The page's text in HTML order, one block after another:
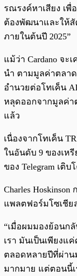
รณรงค์หาเสียง เ
ต้องพัฒนาและให้
ภายในต้นปี 2025”
แม้ว่า Cardano จะ
นำ ตามมูลค่าตลา
อำนวยต่อโทเค็น
หลุดออกจากมูลค่า
แล้ว
เนื่องจากโทเค็น
ในอันดับ 9 ของเห
ของ Telegram เติ
Charles
แพลตฟอร์มโซเชีย
“เมื่อผมมองย้อนก
เรา มันเป็นเพียงแ
ตลอดหลายปีที่ผ่าน
มากมาย แต่ตอนนี้